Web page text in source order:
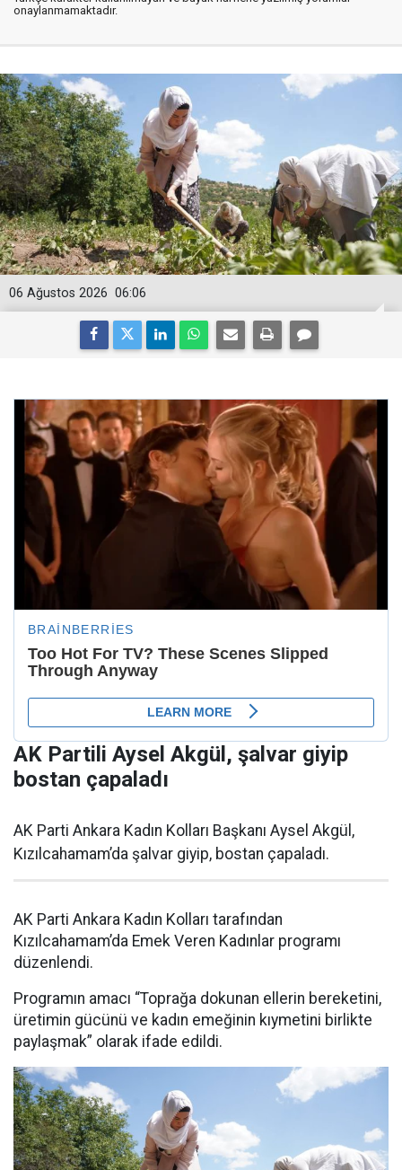
onaylanmamaktadır.
06:06
06 Ağustos 2026
AK Partili Aysel Akgül, şalvar giyip
bostan çapaladı
AK Parti Ankara Kadın Kolları Başkanı Aysel Akgül,
Kızılcahamam’da şalvar giyip, bostan çapaladı.
AK Parti Ankara Kadın Kolları tarafından
Kızılcahamam’da Emek Veren Kadınlar programı
düzenlendi.
Programın amacı “Toprağa dokunan ellerin bereketini,
üretimin gücünü ve kadın emeğinin kıymetini birlikte
paylaşmak” olarak ifade edildi.